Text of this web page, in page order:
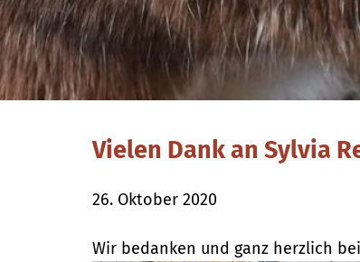
Vielen Dank an Sylvia
26. Oktober 2020
Wir bedanken und ganz herzlich